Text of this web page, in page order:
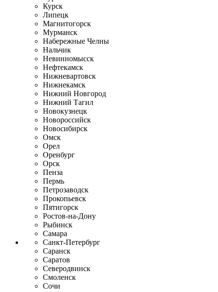
Курск
Липецк
Магнитогорск
Мурманск
Набережные Челны
Нальчик
Невинномысск
Нефтекамск
Нижневартовск
Нижнекамск
Нижний Новгород
Нижний Тагил
Новокузнецк
Новороссийск
Новосибирск
Омск
Орел
Оренбург
Орск
Пенза
Пермь
Петрозаводск
Прокопьевск
Пятигорск
Ростов-на-Дону
Рыбинск
Самара
Санкт-Петербург
Саранск
Саратов
Северодвинск
Смоленск
Сочи